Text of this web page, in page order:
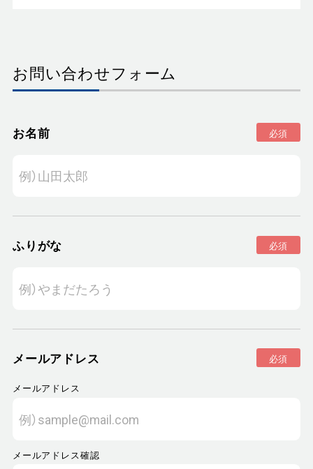
お問い合わせフォーム
お名前 必須
ふりがな 必須
メールアドレス 必須
メールアドレス
メールアドレス確認